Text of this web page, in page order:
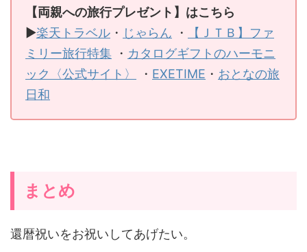
【両親への旅行プレゼント】はこちら
▶楽天トラベル ・ じゃらん ・
【ＪＴＢ】ファ
ミリー旅行特集 ・ カタログギフトのハーモニ
ック〈公式サイト〉
・ EXETIME ・ おとなの旅
日和
まとめ
還暦祝いをお祝いしてあげたい。